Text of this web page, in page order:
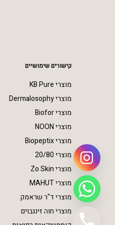
קישורים שימושיים
מוצרי KB Pure
מוצרי Dermalosophy
מוצרי Biofor
מוצרי NOON
מוצרי Biopeptix
מוצרי 20/80
מוצרי Zo Skin
מוצרי MAHUT
מוצרי ד"ר שראמק
מוצרי חוה זינגבוים